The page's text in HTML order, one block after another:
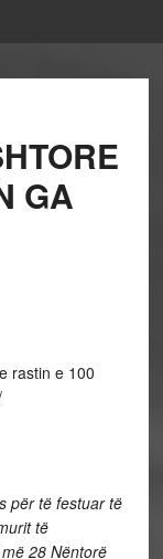
GA
rastin e 100
për të festuar të
të
28 Nëntorë